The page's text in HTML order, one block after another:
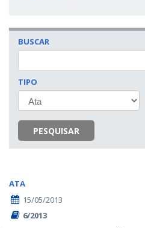
BUSCAR
TIPO
PESQUISAR
ATA
15/05/2013
6/2013